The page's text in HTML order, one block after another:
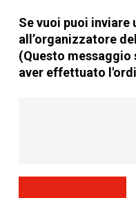
Se vuoi puoi inviare
all’organizzatore
(Questo
aver effettuato